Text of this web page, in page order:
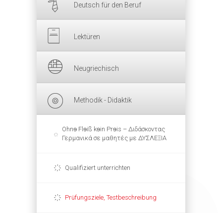
Deutsch für den Beruf
Lektüren
Neugriechisch
Methodik - Didaktik
Ohnɘ Flɘiß kɘin Prɘis – Διδάσκοντας
Γερμανικά σε μαθητές με ΔΥΣΛΕΞΙΑ
Qualifiziert unterrichten
Prüfungsziele, Testbeschreibung